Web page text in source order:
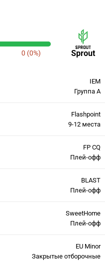
Sprout
0 (0%)
IEM
Группа A
Flashpoint
9-12 места
FP CQ
Плей-офф
BLAST
Плей-офф
SweetHome
Плей-офф
EU Minor
Закрытые отборочные